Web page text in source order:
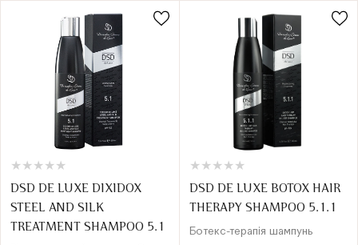
★
★ ★
★ ★
★ ★
★ ★
★
DSD DE LUXE DIXIDOX
STEEL AND SILK
TREATMENT SHAMPOO 5.1
★
★ ★
★ ★
★ ★
★ ★
★
DSD DE LUXE BOTOX HAIR
THERAPY SHAMPOO 5.1.1
Ботекс-терапія шампунь